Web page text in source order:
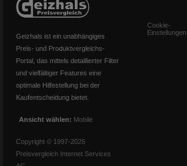
Geizhals ist ein unabhängiges
Preis- und Produktvergleichs-
Portal, das mittels detaillierter Filter
und vielfältiger Features eine
optimale Hilfestellung bei der
Kaufentscheidung bietet.
Ansicht wählen: Mobile
Copyright © 1997-2026
Preisvergleich Internet Services
Cookie-
Einstellungen